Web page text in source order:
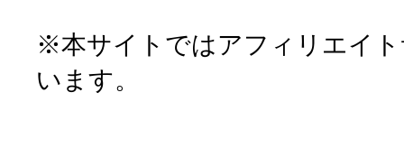
※本サイトではアフィリエイ
います。